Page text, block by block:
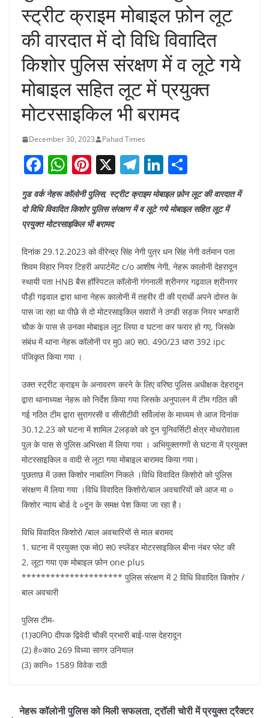
स्ट्रीट क्राइम मोबाइल फ़ोन लूट
की वारदात में दो विधि विवादित
किशोर पुलिस संरक्षण में व लूटे गये
मोबाइल सहित लूट में प्रयुक्त
मोटरसाइकिल भी बरामद
December 30, 2023 Pahad Times
F
a
c
e
o
o
k
W
h
at
s
p
p
Pi
nt
er
e
st
X T
e
gr
a
m
Li
k
dI
n
ar
गुड वर्क नेहरू कॉलोनी पुलिस, स्ट्रीट क्राइम मोबाइल फ़ोन लूट की वारदात में
दो विधि विवादित किशोर पुलिस संरक्षण में व लूटे गये मोबाइल सहित लूट में
प्रयुक्त मोटरसाइकिल भी बरामद
दिनांक 29.12.2023 को वीरेन्द्र सिंह नेगी पुत्र धन सिंह नेगी वर्तमान पता
शिवम विहार नियर टिहरी अपार्टमेंट c/o आशीष नेगी, नेहरू कालोनी देहरादून
स्थायी पता HNB बैस हॉस्पिटल कॉलोनी गंगनाली श्रीनगर गढ़वाल श्रीनगर
पौड़ी गढ़वाल द्वारा थाना नेहरू कालोनी में तहरीर दी की प्रार्थी अपने दोस्त के
पास जा रहा था पीछे से दो मोटरसाइकिल सवारों ने ठण्डी सड़क नियर भण्डारी
चौक के पास से उनका मोबाइल लूट लिया व घटना कर फरार हो गए, जिसके
संबंध में थाना नेहरू कॉलोनी पर मु0 अ0 स0. 490/23 धारा 392 ipc
पंजिकृत किया गया ।
उक्त स्ट्रीट क्राइम के अनावरण करने के लिए वरिष्ठ पुलिस अधीक्षक देहरादून
द्वारा थानाध्यक्ष नेहरू को निर्देश किया गया जिसके अनुपालन में टीम गठित की
गई गठित टीम द्वारा सुरागरसी व सीसीटीवी सर्विलांस के माध्यम से आज दिनांक
30.12.23 को घटना में शामिल 2लड़को को दून यूनिवर्सिटी क्षेत्र मोथरोवाला
पुल के पास से पुलिस अभिरक्षा में लिया गया । अभियुक्तगणों से घटना में प्रयुक्त
मोटरसाइकिल व वादी से लूटा गया मोबाइल बारामद किया गया।
पूछताछ में उक्त किशोर नाबालिग निकले ।विधि विवादित किशोरो को पुलिस
संरक्षण में लिया गया ।विधि विवादित किशोरो/बाल अवचारियों को आज मा ०
किशोर न्याय बोर्ड दे ०दून के समक्ष पेश किया जा रहा है।
विधि विवादित किशोरो /बाल अवचारियों से माल बरामद
1. घटना में प्रयुक्त एक मो0 स0 स्प्लेंडर मोटरसाइकिल बीना नंबर प्लेट की
2. लूटा गया एक मोबाइल फ़ोन one plus
********************* पुलिस संरक्षण में 2 विधि विवादित किशोर /
बाल अवचारी
पुलिस टीम-
(1)उ0नि0 दीपक द्विवेदी चौकी प्रभारी बाई-पास देहरादून
(2) हे०काo 269 विध्या सागर उनियाल
(3) कानि० 1589 विवेक राठी
नेहरू कॉलोनी पुलिस को मिली सफलता, ट्रॉली चोरी में प्रयुक्त ट्रैक्टर